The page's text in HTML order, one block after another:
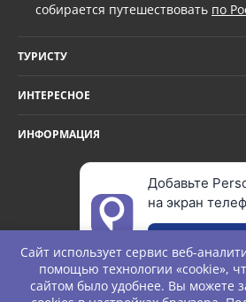
собирается путешествовать по
ТУРИСТУ
ИНТЕРЕСНОЕ
ИНФОРМАЦИЯ
Добавьте
на экран
Сайт использует сервис веб-
помощью технологии «cookie»,
сайтом было удобнее. Вы можете